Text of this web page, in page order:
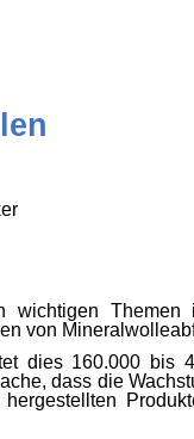
von
dies 160.000 bis
dass die